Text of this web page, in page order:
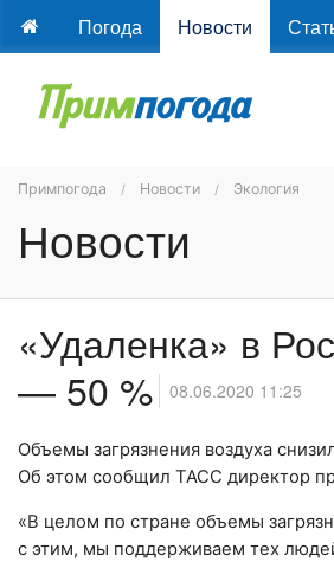
Погода Новости
Примпогода Новости Экология
Новости
«Удаленка» в
— 50 %
08.06.2020 11:25
Объемы загрязнения воздуха
Об этом сообщил ТАСС директор
«В целом по стране объемы
с этим, мы поддерживаем тех